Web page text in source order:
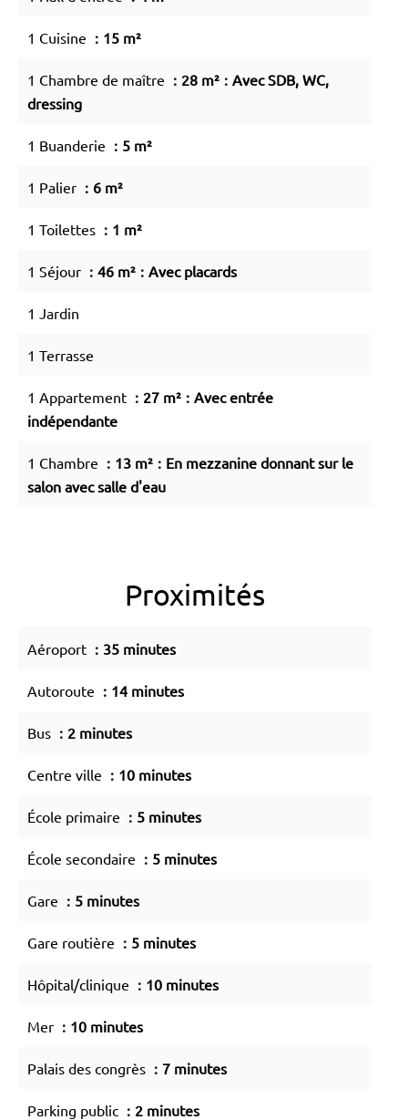
1 Cuisine 15 m²
1 Chambre de maître 28 m²
Avec SDB, WC,
dressing
1 Buanderie 5 m²
1 Palier 6 m²
1 Toilettes 1 m²
1 Séjour 46 m² Avec placards
1 Jardin
1 Terrasse
1 Appartement 27 m²
Avec entrée
indépendante
1 Chambre 13 m²
En mezzanine donnant sur le
salon avec salle d'eau
Proximités
Aéroport 35 minutes
Autoroute 14 minutes
Bus 2 minutes
Centre ville 10 minutes
École primaire 5 minutes
École secondaire 5 minutes
Gare 5 minutes
Gare routière 5 minutes
Hôpital/clinique 10 minutes
Mer 10 minutes
Palais des congrès 7 minutes
Parking public 2 minutes